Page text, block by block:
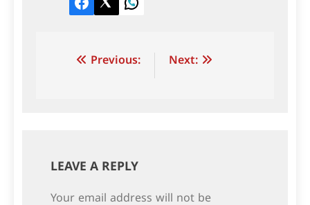
Facebook
TwitterLinkedIn
Post Previous: Next:
LEAVE A REPLY
Your email address will not be